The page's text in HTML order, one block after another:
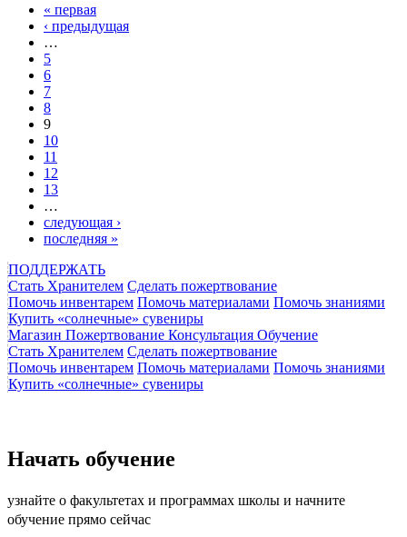
Страницы
« первая
‹ предыдущая
…
5
6
7
8
9
10
11
12
13
…
следующая ›
последняя »
ПОДДЕРЖАТЬ
Стать Хранителем Сделать пожертвование
Помочь инвентарем Помочь материалами Помочь знаниями
Купить «солнечные» сувениры
Магазин Пожертвование Консультация Обучение
Стать Хранителем Сделать пожертвование
Помочь инвентарем Помочь материалами Помочь знаниями
Купить «солнечные» сувениры
Начать обучение
узнайте о факультетах и программах школы и начните
обучение прямо сейчас